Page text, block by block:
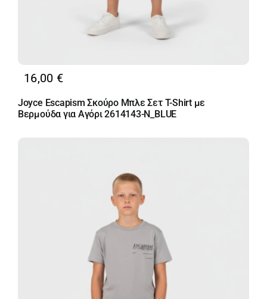
16,00 €
Joyce Escapism Σκούρο Μπλε Σετ T-Shirt με
Βερμούδα για Αγόρι 2614143-N_BLUE